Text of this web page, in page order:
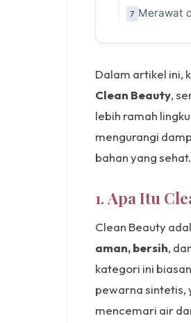
7 Merawat
Dalam artikel ini,
Clean Beauty,
lebih ramah
mengurangi
bahan yang sehat.
1. Apa Itu
Clean Beauty
aman, bersih,
kategori ini
pewarna sintetis,
mencemari air